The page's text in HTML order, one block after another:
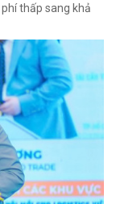
thấp sang khả